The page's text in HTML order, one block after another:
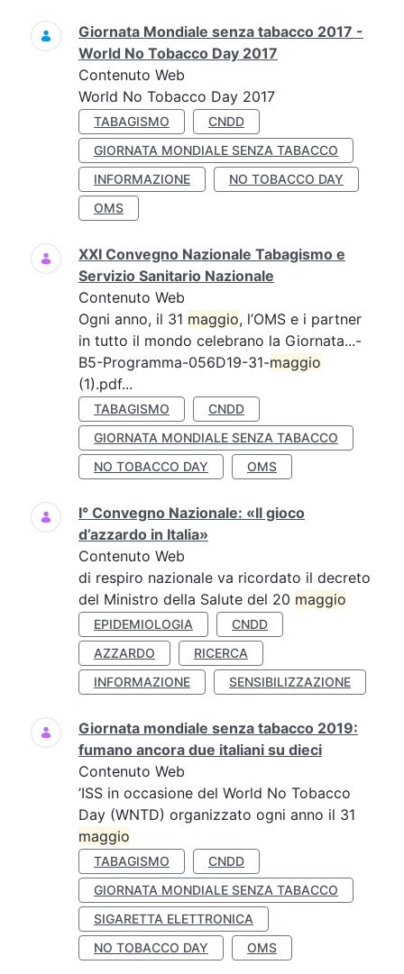
Giornata Mondiale senza tabacco 2017 -
World No Tobacco Day 2017
Contenuto Web
World No Tobacco Day 2017
TABAGISMO
CNDD
GIORNATA MONDIALE SENZA TABACCO
INFORMAZIONE
NO TOBACCO DAY
OMS
XXI Convegno Nazionale Tabagismo e
Servizio Sanitario Nazionale
Contenuto Web
Ogni anno, il 31 maggio, l’OMS e i partner
in tutto il mondo celebrano la Giornata...-
B5-Programma-056D19-31-maggio
(1).pdf...
TABAGISMO
CNDD
GIORNATA MONDIALE SENZA TABACCO
NO TOBACCO DAY
OMS
I° Convegno Nazionale: «Il gioco
d’azzardo in Italia»
Contenuto Web
di respiro nazionale va ricordato il decreto
del Ministro della Salute del 20 maggio
EPIDEMIOLOGIA
CNDD
AZZARDO
RICERCA
INFORMAZIONE
SENSIBILIZZAZIONE
Giornata mondiale senza tabacco 2019:
fumano ancora due italiani su dieci
Contenuto Web
’ISS in occasione del World No Tobacco
Day (WNTD) organizzato ogni anno il 31
maggio
TABAGISMO
CNDD
GIORNATA MONDIALE SENZA TABACCO
SIGARETTA ELETTRONICA
NO TOBACCO DAY
OMS